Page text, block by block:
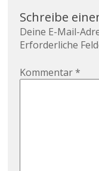
Schreibe
Deine E-Mail-
Erforderliche
Kommentar*